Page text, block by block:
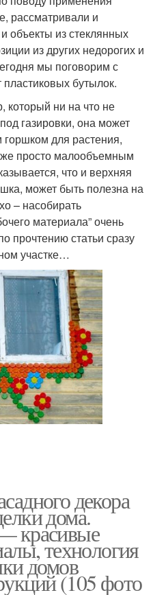
рассматривали и
объекты из стеклянных
из других недорогих и
мы поговорим с
бутылок.
который ни на что не
газировки, она может
для растения,
просто малообъемным
что и верхняя
может быть полезна на
– насобирать
материала” очень
прочтению статьи сразу
участке…
декора
дома.
красивые
технология
домов
(105 фото